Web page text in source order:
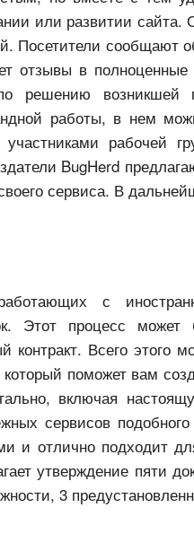
или развитии сайта.
Посетители
отзывы в
решению возникшей
работы, в нем
рабочей
BugHerd
сервиса. В
с
Этот процесс
контракт. Всего этого
поможет вам
включая
сервисов
и отлично подходит
утверждение пяти
3